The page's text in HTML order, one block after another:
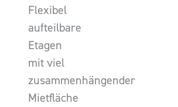
Flexibel
aufteilbare
Etagen
mit viel
zusammenhängender
Mietfläche